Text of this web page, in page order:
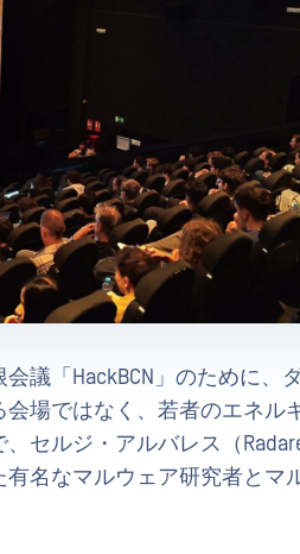
議「HackBCN」のために、
場ではなく、若者のエネル
セルジ・アルバレス（
名なマルウェア研究者とマ